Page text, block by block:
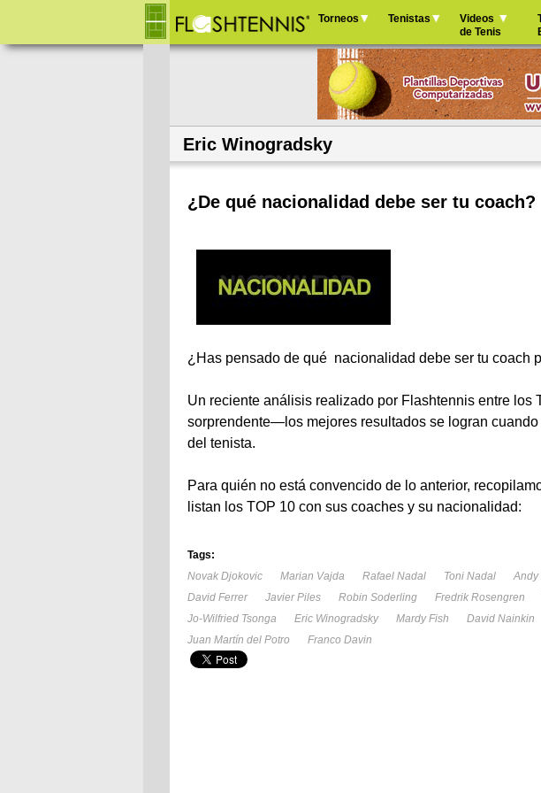
principal
Torneos Tenistas
Videos
de Tenis
Eric Winogradsky
¿De qué nacionalidad debe ser tu coach?
¿Has pensado de qué nacionalidad debe ser tu coach
Un reciente análisis realizado por Flashtennis entre los
sorprendente—los mejores resultados se logran
del tenista.
Para quién no está convencido de lo anterior,
listan los TOP 10 con sus coaches y su nacionalidad:
Tags:
Novak Djokovic
Marian Vajda Rafael Nadal Toni Nadal Andy
David Ferrer
Javier Piles Robin Soderling Fredrik Rosengren
Jo-Wilfried Tsonga
Eric Winogradsky Mardy Fish David Nainkin
Juan Martín del Potro
Franco Davin